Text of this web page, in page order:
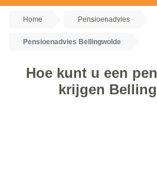
Home Pensioenadvies
Pensioenadvies Bellingwolde
Hoe kunt u een
krijgen